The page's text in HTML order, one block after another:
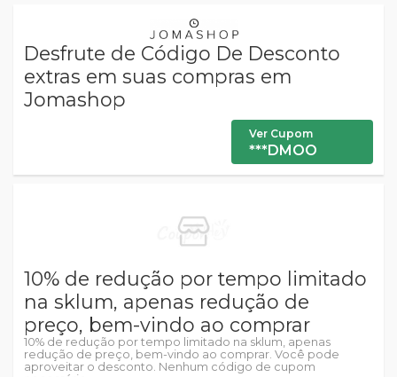
Desfrute de Código De Desconto
extras em suas compras em
Jomashop
Ver Cupom
***DMOO
10% de redução por tempo limitado
na sklum, apenas redução de
preço, bem-vindo ao comprar
10% de redução por tempo limitado na sklum, apenas
redução de preço, bem-vindo ao comprar. Você pode
aproveitar o desconto. Nenhum código de cupom